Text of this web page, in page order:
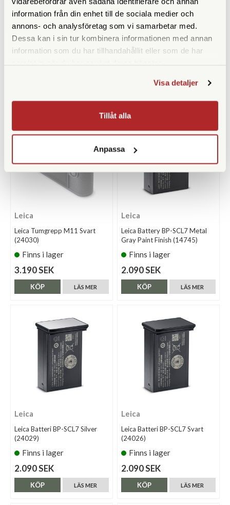
information från din enhet till de sociala medier och
annons- och analysföretag som vi samarbetar med.
Dessa kan i sin tur kombinera informationen med annan
information som du har tillhandahållit eller som de har
Visa detaljer
Tillåt alla
Anpassa
Leica
Leica Half Case M11 Cognac
(24033)
Finns i lager
Leica
(24032)
Finns i lager
LÄS MER
Leica
Leica Tumgrepp M11 Svart
(24030)
Finns i lager
3.190 SEK
LÄS MER
KÖP
Leica
Leica Battery BP-SCL7 Metal
Gray Paint Finish (14745)
Finns i lager
2.090 SEK
LÄS MER
KÖP
Leica
Leica Batteri BP-SCL7 Silver
(24029)
Finns i lager
2.090 SEK
LÄS MER
KÖP
Leica
Leica Batteri BP-SCL7 Svart
(24026)
Finns i lager
2.090 SEK
LÄS MER
KÖP